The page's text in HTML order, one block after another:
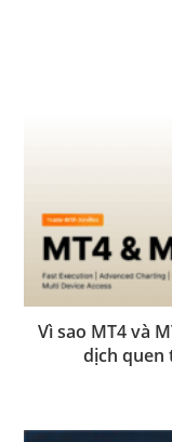
Vì sao MT4 và
dịch quen